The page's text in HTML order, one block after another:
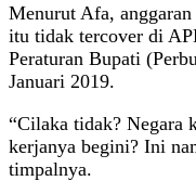
Menurut Afa,
itu tidak tercover di
Peraturan Bupati
Januari 2019.
“Cilaka tidak? Negara
kerjanya begini? Ini
timpalnya.